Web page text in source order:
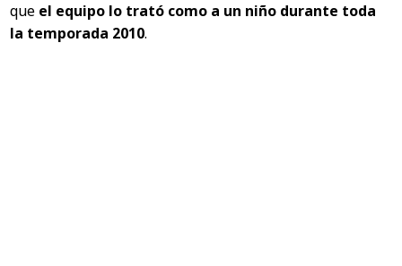
que el equipo lo trató como a un niño durante toda
la temporada 2010.